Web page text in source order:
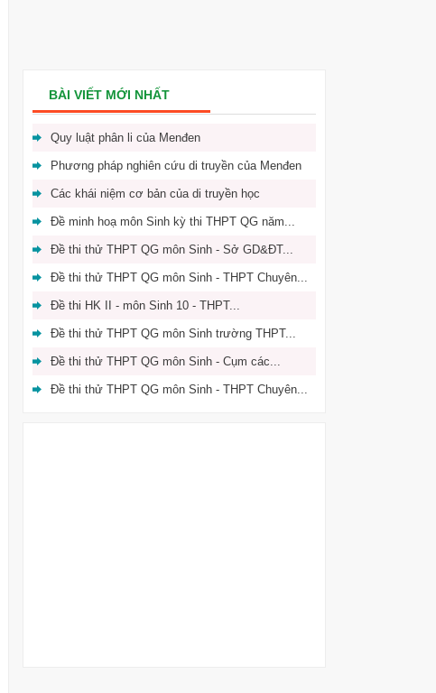
BÀI VIẾT MỚI NHẤT
Quy luật phân li của Menđen
Phương pháp nghiên cứu di truyền của Menđen
Các khái niệm cơ bản của di truyền học
Đề minh hoạ môn Sinh kỳ thi THPT QG năm...
Đề thi thử THPT QG môn Sinh - Sở GD&ĐT...
Đề thi thử THPT QG môn Sinh - THPT Chuyên...
Đề thi HK II - môn Sinh 10 - THPT...
Đề thi thử THPT QG môn Sinh trường THPT...
Đề thi thử THPT QG môn Sinh - Cụm các...
Đề thi thử THPT QG môn Sinh - THPT Chuyên...